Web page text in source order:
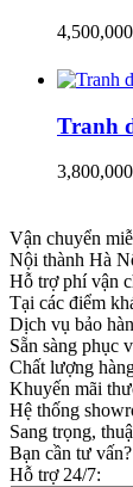
Tranh
Vận chuyển
Nội thành Hà
Hỗ trợ phí vận
Tại các điểm
Dịch vụ bảo
Sẵn sàng phục
Chất lượng
Khuyến mãi
Hệ thống
Sang trọng,
Bạn cần tư
Hỗ trợ 24/7: